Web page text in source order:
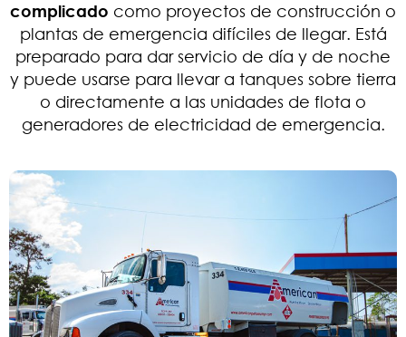
complicado como proyectos de construcción o
plantas de emergencia difíciles de llegar. Está
preparado para dar servicio de día y de noche
y puede usarse para llevar a tanques sobre tierra
o directamente a las unidades de flota o
generadores de electricidad de emergencia.